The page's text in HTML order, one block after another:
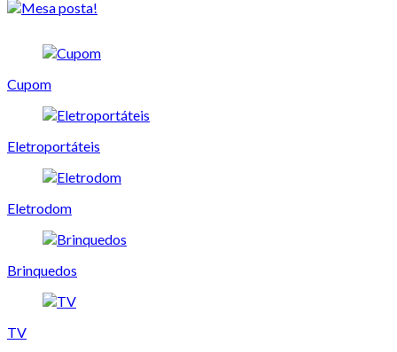
Cupom
Eletroportáteis
Eletrodom
Brinquedos
TV